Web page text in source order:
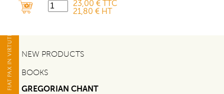
23,00 € TTC
21,80 € HT
NEW PRODUCTS
BOOKS
GREGORIAN CHANT